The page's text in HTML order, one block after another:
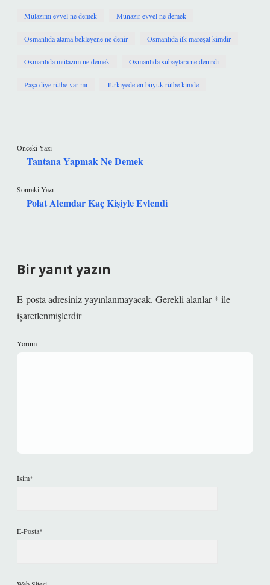
Mülazımı evvel ne demek Münazır evvel ne demek
Osmanlıda atama bekleyene ne denir Osmanlıda ilk mareşal kimdir
Osmanlıda mülazım ne demek Osmanlıda subaylara ne denirdi
Paşa diye rütbe var mı Türkiyede en büyük rütbe kimde
Önceki Yazı
Tantana Yapmak Ne Demek
Sonraki Yazı
Polat Alemdar Kaç Kişiyle Evlendi
Bir yanıt yazın
E-posta adresiniz yayınlanmayacak. Gerekli alanlar* ile
işaretlenmişlerdir
Yorum
İsim*
E-Posta*